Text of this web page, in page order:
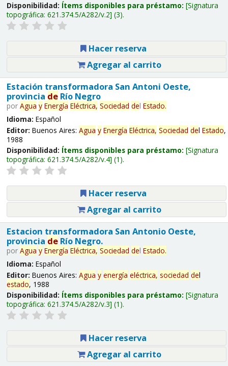
Disponibilidad: Ítems disponibles para préstamo: Signatura
topográfica: 621.374.5/A282/v.2 (3).
Hacer reserva
Agregar al carrito
Estación transformadora San Antoni Oeste,
provincia deRío Negro
por Agua y Energía Eléctrica, Sociedad del Estado.
Idioma: Español
Editor: Buenos Aires: Agua y Energía Eléctrica, Sociedad del Estado,
1988
Disponibilidad: Ítems disponibles para préstamo: Signatura
topográfica: 621.374.5/A282/v.4 (1).
Hacer reserva
Agregar al carrito
Estacion transformadora San Antonio Oeste,
provincia deRío Negro.
por Agua y Energía Eléctrica, Sociedad del Estado.
Idioma: Español
Editor: Buenos Aires: Agua y energía eléctrica, sociedad del
estado, 1988
Disponibilidad: Ítems disponibles para préstamo: Signatura
topográfica: 621.374.5/A282/v.3 (1).
Hacer reserva
Agregar al carrito